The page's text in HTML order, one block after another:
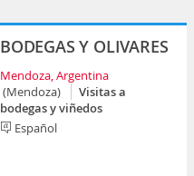
BODEGAS Y OLIVARES
Mendoza, Argentina
(Mendoza)
Visitas a
bodegas y viñedos
Español